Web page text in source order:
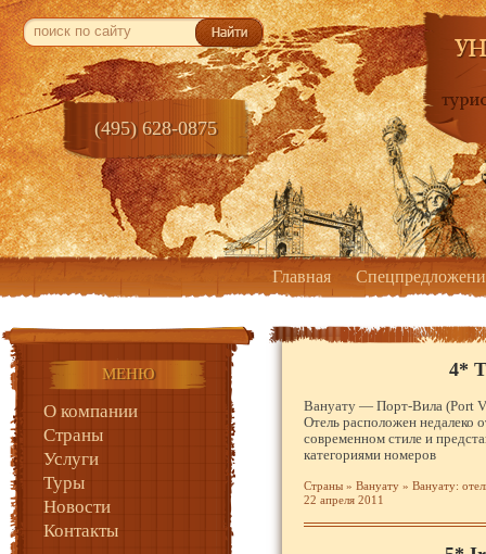
(495) 628-0875
Главная
МЕНЮ
О компании
Страны
Услуги
Туры
Новости
Контакты
4*
Вануату — Порт-Вила (Port
Отель расположен недалеко
современном стиле и
категориями номеров
Страны » Вануату » Вануату:
22 апреля 2011